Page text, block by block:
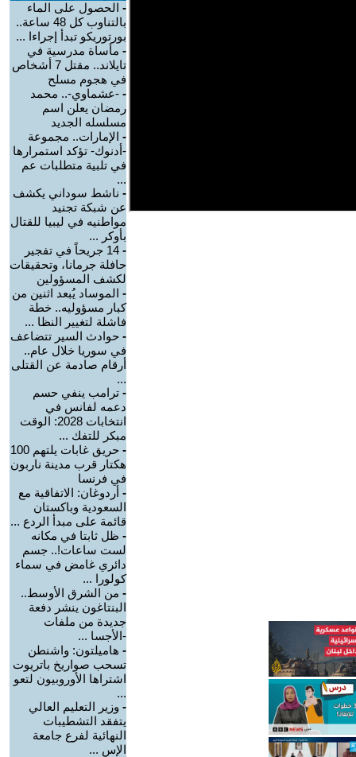
- الحصول على الماء
بالتناوب كل 48 ساعة..
بورتوريكو تبدأ إجراءا ...
- مأساة مدرسية في
تايلاند.. مقتل 7 أشخاص
في هجوم مسلح
- -عشماوي-.. محمد
رمضان يعلن اسم
مسلسله الجديد
- الإمارات.. مجموعة
-أدنوك- تؤكد استمرارها
في تلبية متطلبات عم
...
- ناشط سوداني يكشف
عن شبكة تجنيد
مواطنيه في ليبيا للقتال
بأوكر ...
-
14 جريحاً في تفجير
حافلة جرمانا، وتحقيقات
لكشف المسؤولين
- الموساد يُبعد اثنين من
كبار مسؤوليه.. خطة
فاشلة لتغيير النظا ...
- حوادث السير تتضاعف
في سوريا خلال عام..
أرقام صادمة عن القتلى
...
- ترامب ينفي حسم
دعمه لفانس في
انتخابات 2028: الوقت
مبكر للتفك ...
-
حريق غابات يلتهم 100
هكتار قرب مدينة ناربون
في فرنسا
- أردوغان: الاتفاقية مع
السعودية وباكستان
قائمة على مبدأ الردع ...
- ظل ثابتا في مكانه
لست ساعات!.. جسم
دائري غامض في سماء
كولورا ...
- من الشرق الأوسط..
البنتاغون ينشر دفعة
جديدة من ملفات
-الأجسا ...
- هاميلتون: واشنطن
تسحب صواريخ باتريوت
اشتراها الأوروبيون لتعو
...
- وزير التعليم العالي
يتفقد التشطيبات
النهائية لفرع جامعة
الإس ...